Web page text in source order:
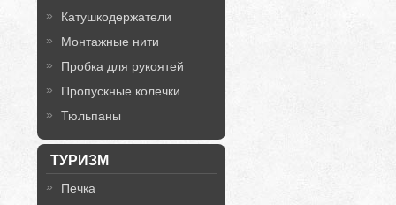
Катушкодержатели
Монтажные нити
Пробка для рукоятей
Пропускные колечки
Тюльпаны
ТУРИЗМ
Печка